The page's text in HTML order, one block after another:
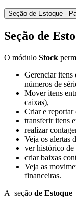
Seção de Estoque -
Seção de
O módulo Stock
Gerenciar itens
números de
Mover itens
caixas),
Criar e reportar
transferir itens
realizar
Veja os alertas
ver histórico de
criar baixas
Veja as
financeiras.
A seção de Estoque